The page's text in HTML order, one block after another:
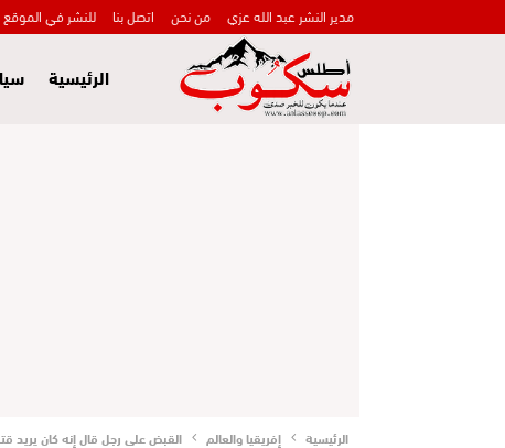
مدير النشر عبد الله عزي من نحن اتصل بنا للنشر في الموقع
الرئيسية
الرئيسية إفريقيا والعالم القبض على رجل قال إنه كان يريد